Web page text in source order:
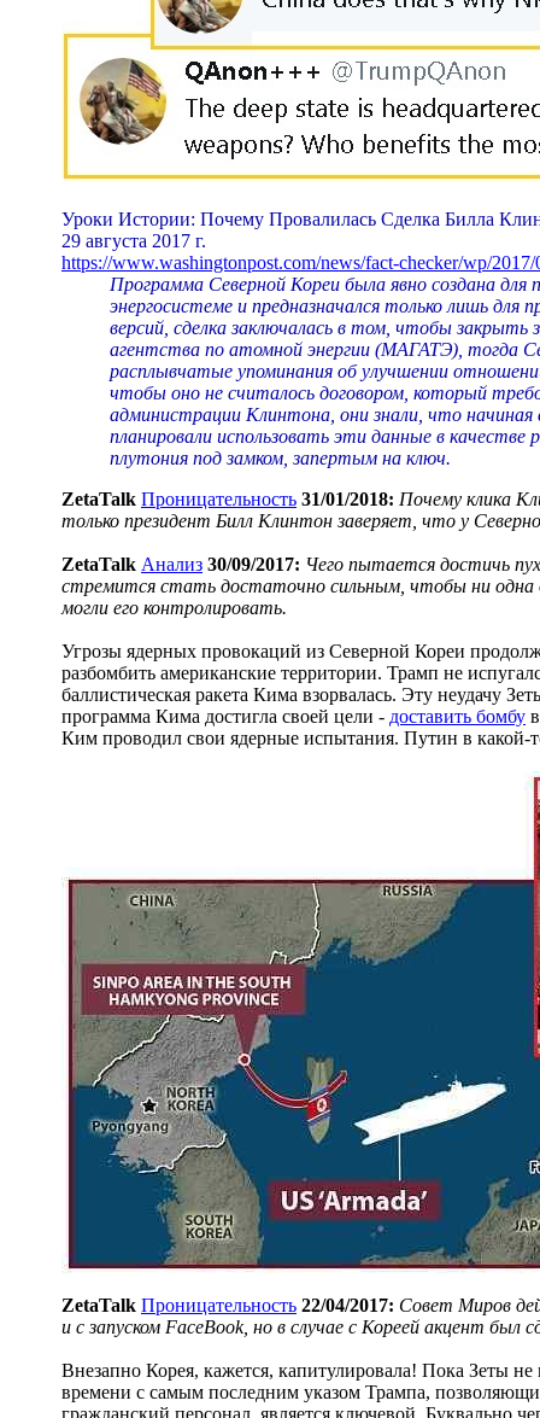
Уроки Истории: Почему Провалилась Сделка Билла
29 августа 2017 г.
https://www.washingtonpost.com/news/fact-checker/wp/2017/
Программа Северной Кореи была явно создана
энергосистеме и предназначался только лишь для
версий, сделка заключалась в том, чтобы
агентства по атомной энергии (МАГАТЭ), тогда
расплывчатые упоминания об улучшении
чтобы оно не считалось договором, который
администрации Клинтона, они знали, что начиная
планировали использовать эти данные в качестве
плутония под замком, запертым на ключ.
ZetaTalk Проницательность 31/01/2018: Почему клика
только президент Билл Клинтон заверяет, что у
ZetaTalk Анализ 30/09/2017: Чего пытается достичь
стремится стать достаточно сильным, чтобы ни одна
могли его контролировать.
Угрозы ядерных провокаций из Северной Кореи
разбомбить американские территории. Трамп не
баллистическая ракета Кима взорвалась. Эту неудачу
программа Кима достигла своей цели - доставить бомбу
Ким проводил свои ядерные испытания. Путин в какой-
ZetaTalk Проницательность 22/04/2017: Совет Миров
и с запуском FaceBook, но в случае с Кореей акцент
Внезапно Корея, кажется, капитулировала! Пока Зеты
времени с самым последним указом Трампа,
гражданский персонал, является ключевой. Буквально